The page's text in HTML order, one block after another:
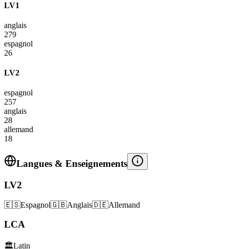
LV1
anglais
279
espagnol
26
LV2
espagnol
257
anglais
28
allemand
18
Langues & Enseignements
LV2
🇪🇸Espagnol🇬🇧Anglais🇩🇪Allemand
LCA
🏛️Latin